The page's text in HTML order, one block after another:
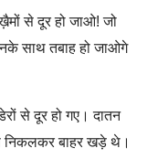
से दूर हो जाओ! जो
साथ तबाह हो जाओगे
से दूर हो गए। दातन
निकलकर बाहर खड़े थे।